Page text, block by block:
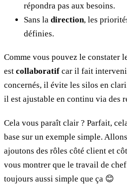
répondra pas aux besoins.
Sans la direction, les
définies.
Comme vous pouvez le constater
est collaboratif car il fait
concernés, il évite les silos en
il est ajustable en continu via des
Cela vous paraît clair ? Parfait,
base sur un exemple simple.
ajoutons des rôles côté client et
vous montrer que le travail de
toujours aussi simple que ça 😊